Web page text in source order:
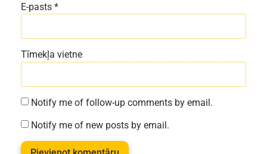
E-pasts *
Tīmekļa vietne
Notify me of follow-up comments by email.
Notify me of new posts by email.